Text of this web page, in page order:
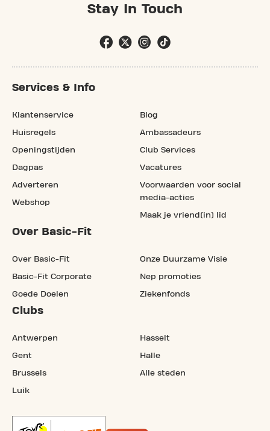
Stay In Touch
Services & Info
Klantenservice
Huisregels
Openingstijden
Dagpas
Adverteren
Webshop
Blog
Ambassadeurs
Club Services
Vacatures
Voorwaarden voor social
media-acties
Maak je vriend(in) lid
Over Basic-Fit
Over Basic-Fit
Basic-Fit Corporate
Goede Doelen
Onze Duurzame Visie
Nep promoties
Ziekenfonds
Clubs
Antwerpen
Gent
Brussels
Luik
Hasselt
Halle
Alle steden